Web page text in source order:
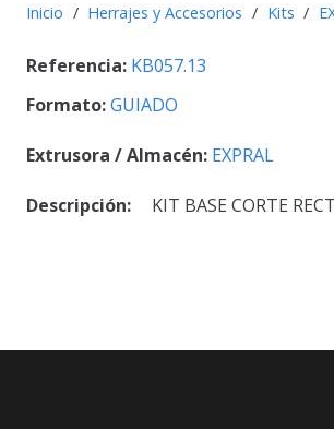
Inicio / Herrajes y Accesorios / Kits /
Referencia: KB057.13
Formato:GUIADO
Extrusora / Almacén: EXPRAL
Descripción: KIT BASE CORTE